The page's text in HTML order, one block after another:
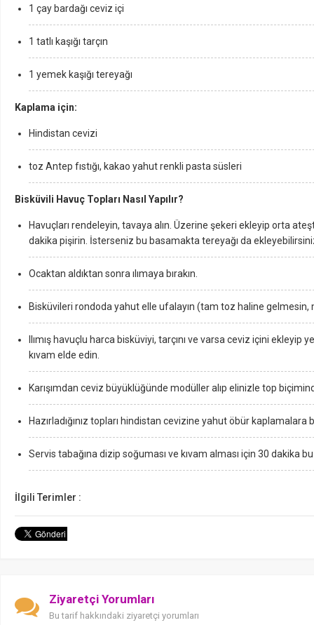
1 çay bardağı ceviz içi
1 tatlı kaşığı tarçın
1 yemek kaşığı tereyağı
Kaplama için:
Hindistan cevizi
toz Antep fıstığı, kakao yahut renkli pasta süsleri
Bisküvili Havuç Topları Nasıl Yapılır?
Havuçları rendeleyin, tavaya alın. Üzerine şekeri ekleyip orta
dakika pişirin. İsterseniz bu basamakta tereyağı da
Ocaktan aldıktan sonra ılımaya bırakın.
Bisküvileri rondoda yahut elle ufalayın (tam toz haline gelmesin,
Ilımış havuçlu harca bisküviyi, tarçını ve varsa ceviz içini ekleyip
kıvam elde edin.
Karışımdan ceviz büyüklüğünde modüller alıp elinizle top
Hazırladığınız topları hindistan cevizine yahut öbür kaplamalara
Servis tabağına dizip soğuması ve kıvam alması için 30 dakika
İlgili Terimler :
Ziyaretçi Yorumları
Bu tarif hakkındaki ziyaretçi yorumları